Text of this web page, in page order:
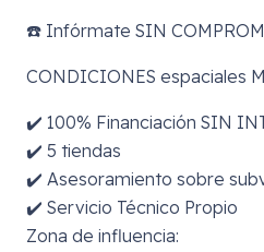
☎️ Infórmate SIN
CONDICIONES espaciales
✔️ 100% Financiación SIN
✔️ 5 tiendas
✔️ Asesoramiento sobre
✔️ Servicio Técnico Propio
Zona de influencia: